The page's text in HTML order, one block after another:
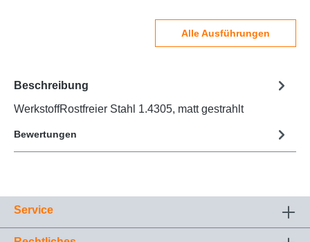
Alle Ausführungen
Beschreibung
WerkstoffRostfreier Stahl 1.4305, matt gestrahlt
Bewertungen
Service